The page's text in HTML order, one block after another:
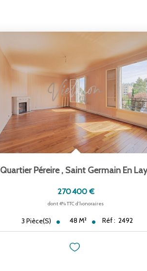
Quartier Péreire , Saint Germain En
270 400 €
dont 4% TTC d'honoraires
3Pièce(s) 48M² Réf : 2492